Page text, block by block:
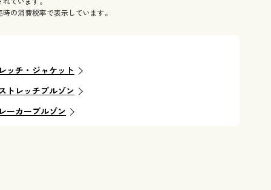
の消費税率で表示しています。
ッチ・ジャケット
トレッチブルゾン
ーカーブルゾン